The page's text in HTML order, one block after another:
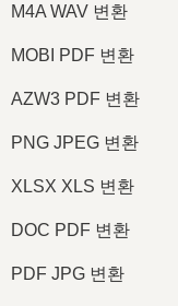
M4A WAV 변환
MOBI PDF 변환
AZW3 PDF 변환
PNG JPEG 변환
XLSX XLS 변환
DOC PDF 변환
PDF JPG 변환